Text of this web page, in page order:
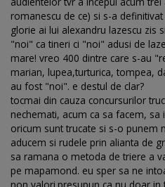
romanescu de ce) si s-a
glorie ai lui alexandru lazescu zis
"noi" ca tineri ci "noi" adusi de
mare! vreo 400 dintre care s-au
marian, lupea,turturica, tompea,
au fost "noi". e destul de clar?
tocmai din cauza concursurilor
nechemati, acum ca sa facem, sa
oricum sunt trucate si s-o punem
aducem si rudele prin alianta de
sa ramana o metoda de triere a
pe mapamond. eu sper sa ne